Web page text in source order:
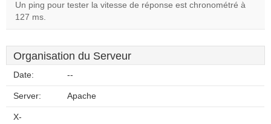
Un ping pour tester la vitesse de réponse est chronométré à
127 ms.
Organisation du Serveur
Date: --
Server: Apache
X-